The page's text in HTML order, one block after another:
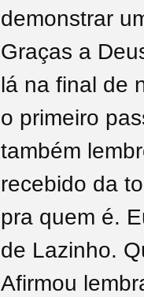
demonstrar
Graças a
lá na final de
o primeiro
também
recebido da
pra quem é.
de Lazinho.
Afirmou